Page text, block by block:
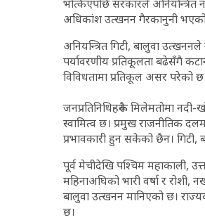
भत्किएपछि सरकारले अनियन्त्रित
अधिकांश उत्खनन गैरकानुनी भएको
अनियन्त्रित गिटी, बालुवा
पर्यावरणीय प्रतिकूलता बढेसँगै
विविधतामा प्रतिकूल असर परेको
जनप्रतिनिधिहरूकै मिलेमतोमा
स्वामित्व छ। प्रमुख राजनीतिक
प्रभावकारी हुन सकेको छैन।
पूर्व मेचीदेखि पश्चिम महाकाली,
महिनाअघिको भारी वर्षा र
बालुवा उत्खनन मानिएको छ।
छ।